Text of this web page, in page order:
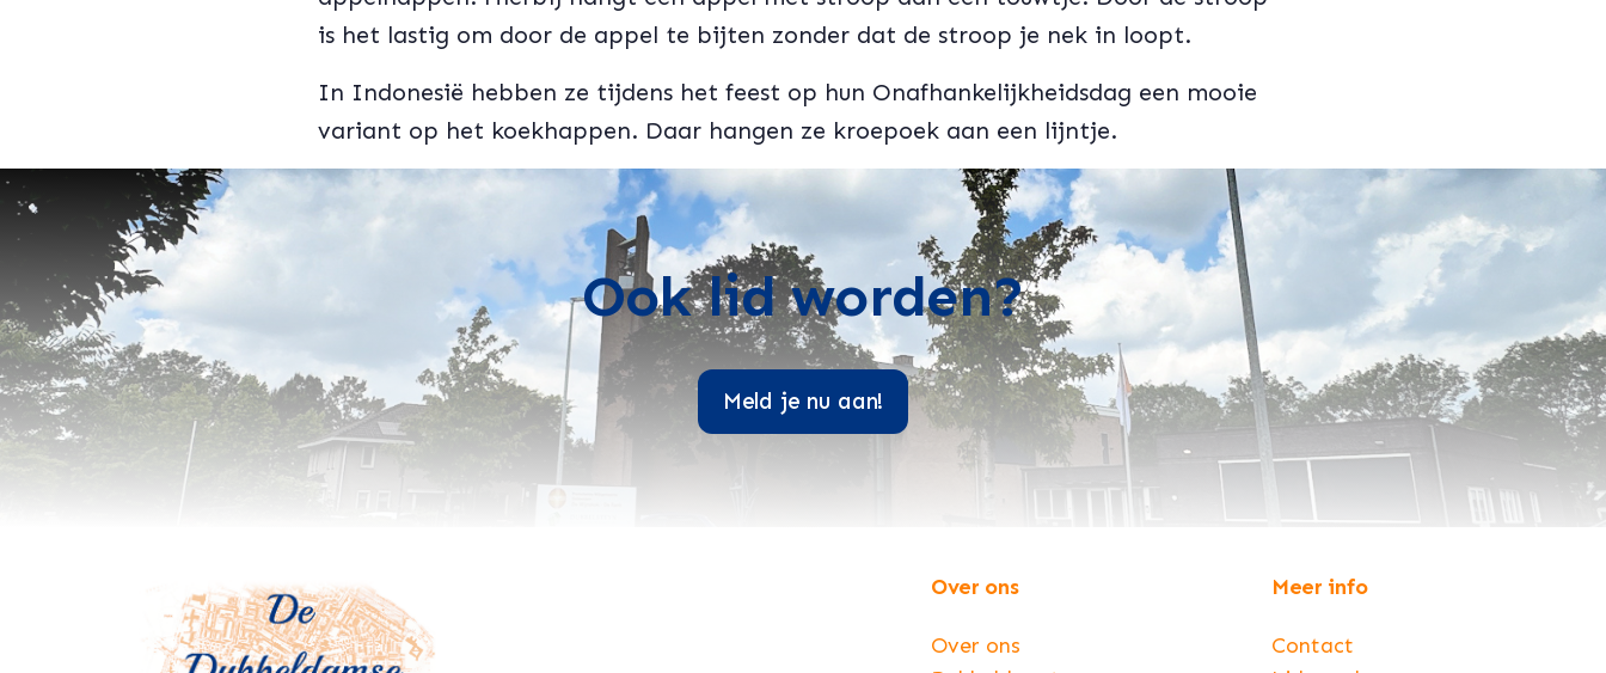
is het lastig om door de appel te bijten zonder dat de stroop je nek in loopt.
In Indonesië hebben ze tijdens het feest op hun Onafhankelijkheidsdag een mooie
variant op het koekhappen. Daar hangen ze kroepoek aan een lijntje.
Ook lid worden?
Meld je nu aan!
Over ons
Over ons
Meer info
Contact